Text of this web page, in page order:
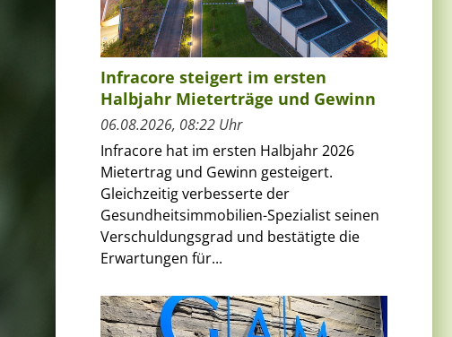
Infracore steigert im ersten
Halbjahr Mieterträge und Gewinn
06.08.2026, 08:22 Uhr
Infracore hat im ersten Halbjahr 2026
Mietertrag und Gewinn gesteigert.
Gleichzeitig verbesserte der
Gesundheitsimmobilien-Spezialist seinen
Verschuldungsgrad und bestätigte die
Erwartungen für...